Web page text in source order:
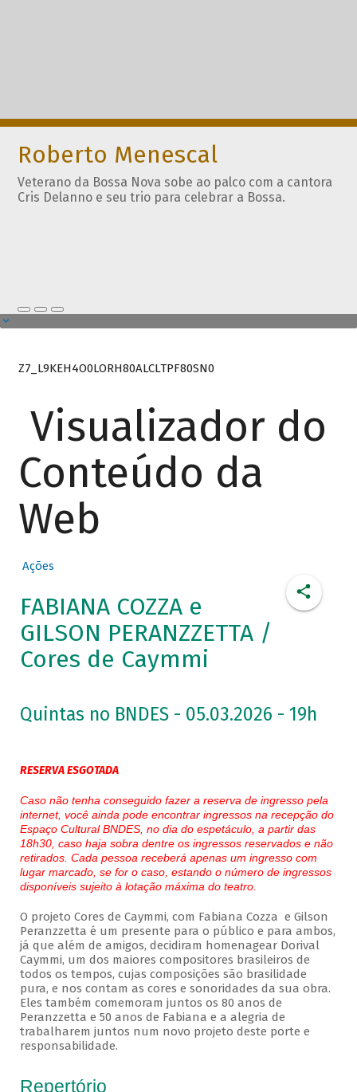
Roberto Menescal
Veterano da Bossa Nova sobe ao palco com a cantora
Cris Delanno e seu trio para celebrar a Bossa.
Z7_L9KEH4O0LORH80ALCLTPF80SN0
Visualizador do
Conteúdo da
Web
Ações
FABIANA COZZA e
GILSON PERANZZETTA /
Cores de Caymmi
Quintas no BNDES - 05.03.2026 - 19h
RESERVA ESGOTADA
Caso não tenha conseguido fazer a reserva de ingresso pela
internet, você ainda pode encontrar ingressos na recepção do
Espaço Cultural BNDES, no dia do espetáculo, a partir das
18h30, caso haja sobra dentre os ingressos reservados e não
retirados. Cada pessoa receberá apenas um ingresso com
lugar marcado, se for o caso, estando o número de ingressos
disponíveis sujeito à lotação máxima do teatro.
O projeto Cores de Caymmi, com Fabiana Cozza e Gilson
Peranzzetta é um presente para o público e para ambos,
já que além de amigos, decidiram homenagear Dorival
Caymmi, um dos maiores compositores brasileiros de
todos os tempos, cujas composições são brasilidade
pura, e nos contam as cores e sonoridades da sua obra.
Eles também comemoram juntos os 80 anos de
Peranzzetta e 50 anos de Fabiana e a alegria de
trabalharem juntos num novo projeto deste porte e
responsabilidade.
Repertório